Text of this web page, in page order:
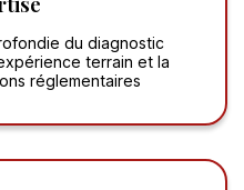
du diagnostic
terrain et la
réglementaires